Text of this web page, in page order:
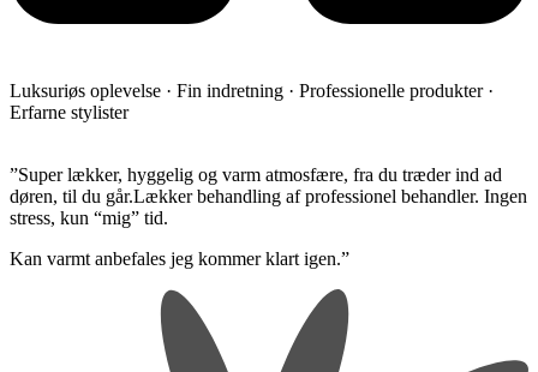
Luksuriøs oplevelse · Fin indretning · Professionelle produkter ·
Erfarne stylister
​”Super lækker, hyggelig og varm atmosfære, fra du træder ind ad
døren, til du går.Lækker behandling af professionel behandler. Ingen
stress, kun “mig” tid.
​Kan varmt anbefales jeg kommer klart igen.”